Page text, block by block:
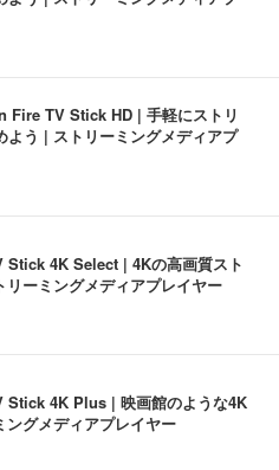
Fire TV Stick HD | 手軽にストリ
よう | ストリーミングメディアプ
4K Select | 4Kの高画質スト
リーミングメディアプレイヤー
4K Plus | 映画館のような4K
グメディアプレイヤー